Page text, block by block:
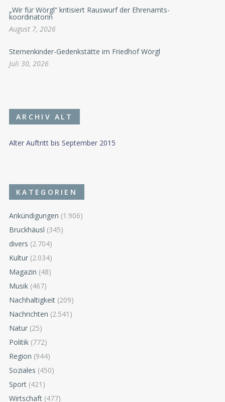
„Wir für Wörgl“ kritisiert Rauswurf der Ehrenamts-
koordinatorin
August 7, 2026
Sternenkinder-Gedenkstätte im Friedhof Wörgl
Juli 30, 2026
ARCHIV ALT
Alter Auftritt bis September 2015
KATEGORIEN
Ankündigungen (1.906)
Bruckhäusl (345)
divers (2.704)
Kultur (2.034)
Magazin (48)
Musik (467)
Nachhaltigkeit (209)
Nachrichten (2.541)
Natur (25)
Politik (772)
Region (944)
Soziales (450)
Sport (421)
Wirtschaft (477)